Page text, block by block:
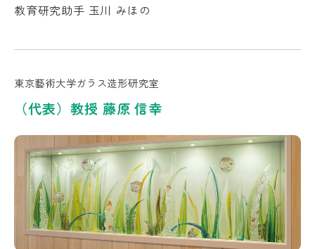
教育研究助手 玉川 みほの
東京藝術大学ガラス造形研究室
（代表）教授 藤原 信幸